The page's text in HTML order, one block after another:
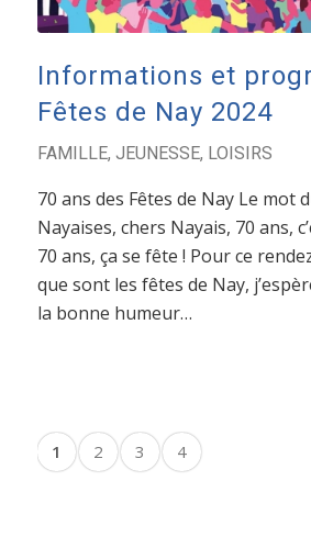
Informations et
Fêtes de Nay 2024
FAMILLE, JEUNESSE, LOISIRS
70 ans des Fêtes de Nay Le mot
Nayaises, chers Nayais, 70 ans,
70 ans, ça se fête ! Pour ce
que sont les fêtes de Nay,
la bonne humeur…
1 2 3 4